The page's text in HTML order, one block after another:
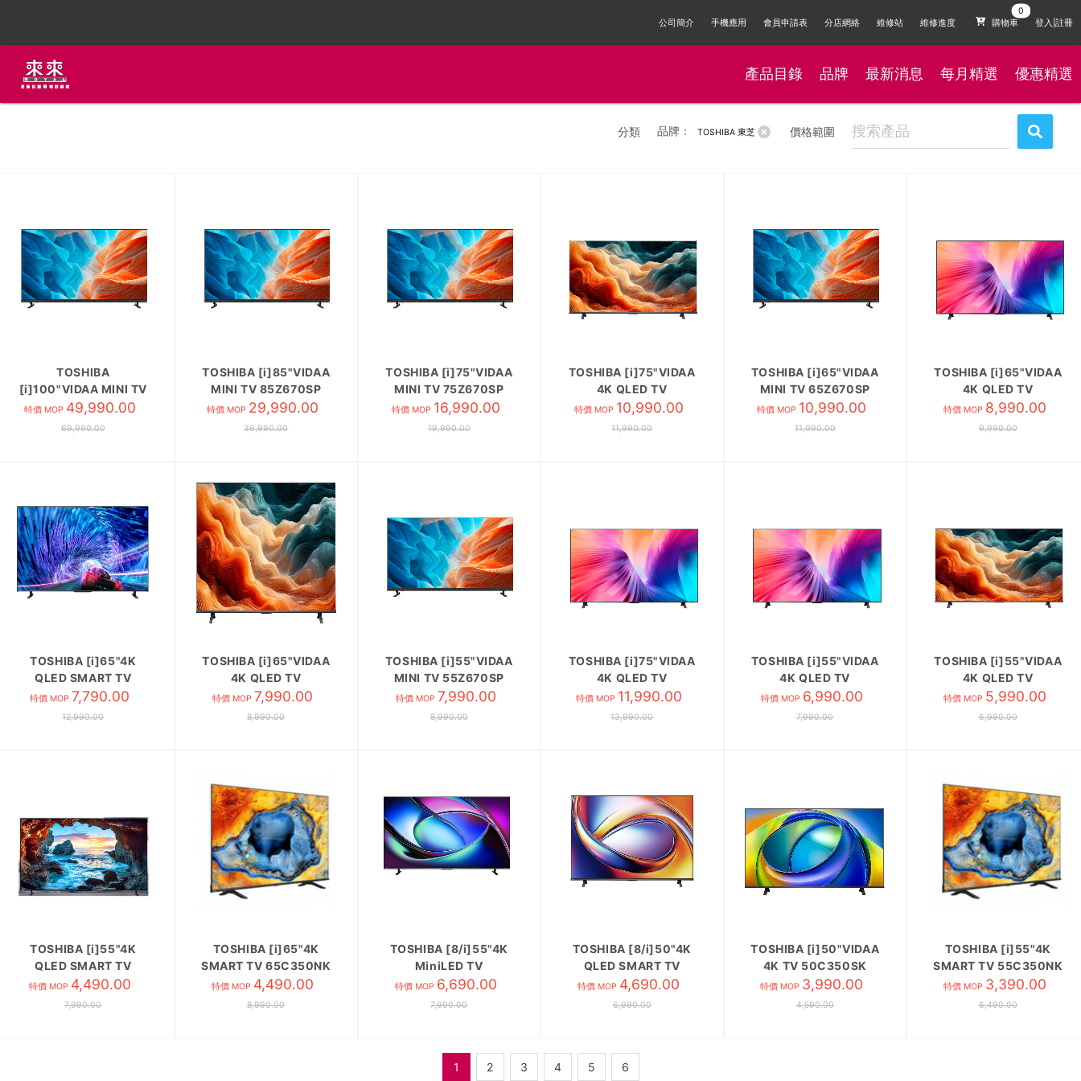
公司簡介 手機應用 會員申請表 分店網絡 維修站 維修進度 購物車 登入|註冊
產品目錄 品牌 最新消息 每月精選 優惠精選
分類 品牌： TOSHIBA 東芝 價格範圍
TOSHIBA
[i]100"VIDAA MINI TV
100Z670SP
特價 MOP 49,990.00
69,990.00
TOSHIBA [i]85"VIDAA
MINI TV 85Z670SP
特價 MOP 29,990.00
36,990.00
TOSHIBA [i]75"VIDAA
MINI TV 75Z670SP
特價 MOP 16,990.00
19,990.00
TOSHIBA [i]75"VIDAA
4K QLED TV
75M450SK
特價 MOP 10,990.00
11,990.00
TOSHIBA [i]65"VIDAA
MINI TV 65Z670SP
特價 MOP 10,990.00
11,990.00
TOSHIBA [i]65"VIDAA
4K QLED TV
65Z570SP
特價 MOP 8,990.00
9,990.00
TOSHIBA [i]65"4K
QLED SMART TV
65Z670NK
特價 MOP 7,790.00
12,990.00
TOSHIBA [i]65"VIDAA
4K QLED TV
65M450SK
特價 MOP 7,990.00
8,990.00
TOSHIBA [i]55"VIDAA
MINI TV 55Z670SP
特價 MOP 7,990.00
8,990.00
TOSHIBA [i]75"VIDAA
4K QLED TV
75Z570SP
特價 MOP 11,990.00
13,990.00
TOSHIBA [i]55"VIDAA
4K QLED TV
55Z570SP
特價 MOP 6,990.00
7,990.00
TOSHIBA [i]55"VIDAA
4K QLED TV
55M450SK
特價 MOP 5,990.00
6,990.00
TOSHIBA [i]55"4K
QLED SMART TV
55M550NK
特價 MOP 4,490.00
7,990.00
TOSHIBA [i]65"4K
SMART TV 65C350NK
特價 MOP 4,490.00
8,990.00
TOSHIBA [8/i]55"4K
MiniLED TV
55Z670SK
特價 MOP 6,690.00
7,990.00
TOSHIBA [8/i]50"4K
QLED SMART TV
50M450SK
特價 MOP 4,690.00
6,990.00
TOSHIBA [i]50"VIDAA
4K TV 50C350SK
特價 MOP 3,990.00
4,590.00
TOSHIBA [i]55"4K
SMART TV 55C350NK
特價 MOP 3,390.00
6,490.00
1 2 3 4 5 6